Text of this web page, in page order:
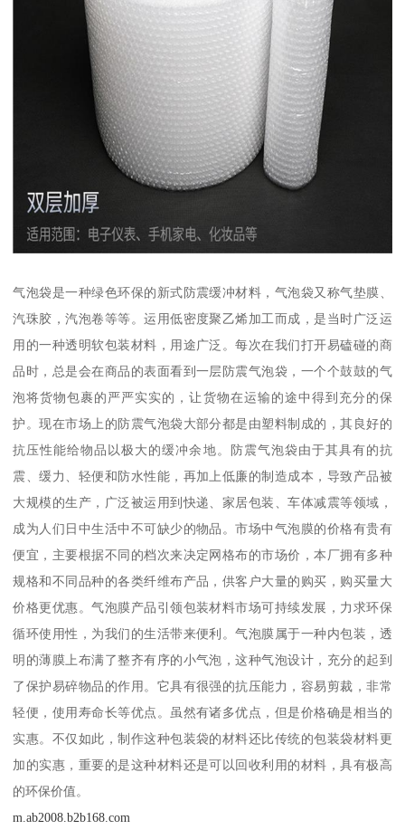
气泡袋是一种绿色环保的新式防震缓冲材料，气泡袋又称气垫膜、
汽珠胶，汽泡卷等等。运用低密度聚乙烯加工而成，是当时广泛运
用的一种透明软包装材料，用途广泛。每次在我们打开易磕碰的商
品时，总是会在商品的表面看到一层防震气泡袋，一个个鼓鼓的气
泡将货物包裹的严严实实的，让货物在运输的途中得到充分的保
护。现在市场上的防震气泡袋大部分都是由塑料制成的，其良好的
抗压性能给物品以极大的缓冲余地。防震气泡袋由于其具有的抗
震、缓力、轻便和防水性能，再加上低廉的制造成本，导致产品被
大规模的生产，广泛被运用到快递、家居包装、车体减震等领域，
成为人们日中生活中不可缺少的物品。市场中气泡膜的价格有贵有
便宜，主要根据不同的档次来决定网格布的市场价，本厂拥有多种
规格和不同品种的各类纤维布产品，供客户大量的购买，购买量大
价格更优惠。气泡膜产品引领包装材料市场可持续发展，力求环保
循环使用性，为我们的生活带来便利。气泡膜属于一种内包装，透
明的薄膜上布满了整齐有序的小气泡，这种气泡设计，充分的起到
了保护易碎物品的作用。它具有很强的抗压能力，容易剪裁，非常
轻便，使用寿命长等优点。虽然有诸多优点，但是价格确是相当的
实惠。不仅如此，制作这种包装袋的材料还比传统的包装袋材料更
加的实惠，重要的是这种材料还是可以回收利用的材料，具有极高
的环保价值。
m.ab2008.b2b168.com